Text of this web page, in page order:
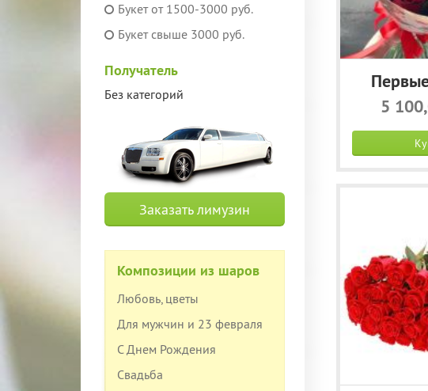
Букет от 1500-3000 руб.
Букет свыше 3000 руб.
Получатель
Без категорий
Заказать лимузин
Композиции из шаров
Любовь, цветы
Для мужчин и 23 февраля
С Днем Рождения
Свадьба
5